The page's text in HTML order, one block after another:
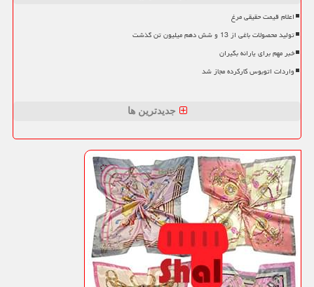
اعلام قیمت حقیقی مرغ
تولید محصولات باغی از 13 و شش دهم میلیون تن گذشت
خبر مهم برای یارانه بگیران
واردات اتوبوس کارکرده مجاز شد
جدیدترین ها